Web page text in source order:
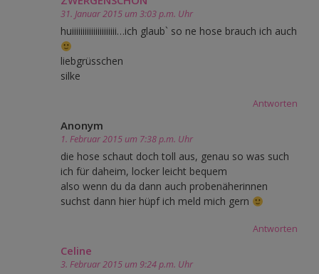
31. Januar 2015 um 3:03 p.m. Uhr
huiiiiiiiiiiiiiiiiiiiii…ich glaub` so ne hose brauch ich auch
liebgrüsschen
silke
Antworten
Anonym
1. Februar 2015 um 7:38 p.m. Uhr
die hose schaut doch toll aus, genau so was such
ich für daheim, locker leicht bequem
also wenn du da dann auch probenäherinnen
suchst dann hier hüpf ich meld mich gern
Antworten
Celine
3. Februar 2015 um 9:24 p.m. Uhr